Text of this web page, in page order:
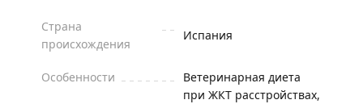
Страна
происхождения
Испания
Особенности
Ветеринарная диета
при ЖКТ расстройствах,